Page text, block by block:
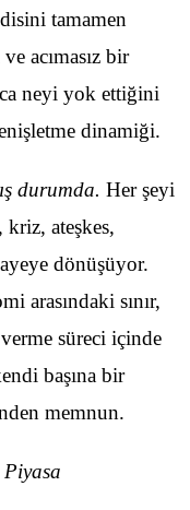
tamamen
acımasız bir
neyi yok ettiğini
dinamiği.
durumda. Her şeyi
kriz, ateşkes,
dönüşüyor.
arasındaki sınır,
süreci içinde
başına bir
memnun.